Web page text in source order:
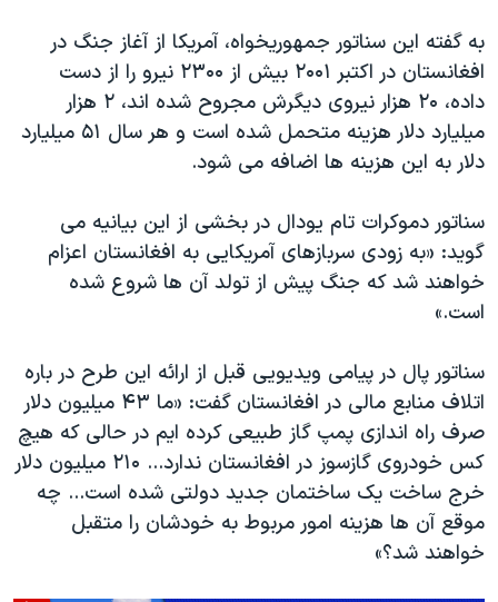
به گفته این سناتور جمهوریخواه، آمریکا از آغاز جنگ در
افغانستان در اکتبر ۲۰۰۱ بیش از ۲۳۰۰ نیرو را از دست
داده، ۲۰ هزار نیروی دیگرش مجروح شده اند، ۲ هزار
میلیارد دلار هزینه متحمل شده است و هر سال ۵۱ میلیارد
دلار به این هزینه ها اضافه می شود.
سناتور دموکرات تام یودال در بخشی از این بیانیه می
گوید: «به زودی سربازهای آمریکایی به افغانستان اعزام
خواهند شد که جنگ پیش از تولد آن ها شروع شده
است.»
سناتور پال در پیامی ویدیویی قبل از ارائه این طرح در باره
اتلاف منابع مالی در افغانستان گفت: «ما ۴۳ میلیون دلار
صرف راه اندازی پمپ گاز طبیعی کرده ایم در حالی که هیچ
کس خودروی گازسوز در افغانستان ندارد... ۲۱۰ میلیون دلار
خرج ساخت یک ساختمان جدید دولتی شده است... چه
موقع آن ها هزینه امور مربوط به خودشان را متقبل
خواهند شد؟»